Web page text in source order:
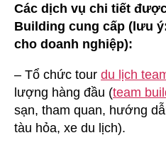
Các dịch vụ chi tiết
Building cung cấp (lưu
cho doanh nghiệp):
– Tổ chức tour du lịch
lượng hàng đầu (team
sạn, tham quan, hướng
tàu hỏa, xe du lịch).